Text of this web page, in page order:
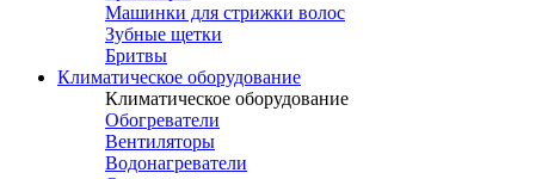
Машинки для стрижки волос
Зубные щетки
Бритвы
Климатическое оборудование
Климатическое оборудование
Обогреватели
Вентиляторы
Водонагреватели